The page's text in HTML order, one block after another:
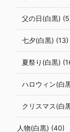
父の日(白黒)
七夕(白黒) (13)
夏祭り(白黒)
ハロウィン(白
クリスマス(白
人物(白黒) (40)